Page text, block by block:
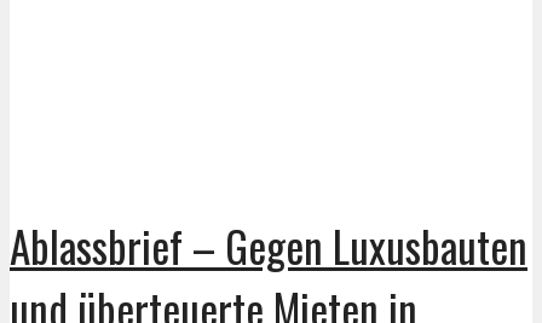
Ablassbrief – Gegen Luxusbauten
und überteuerte Mieten in...